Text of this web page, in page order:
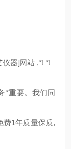
仪器]网站 ,*! *!
*重要。我们同
费1年质量保质,